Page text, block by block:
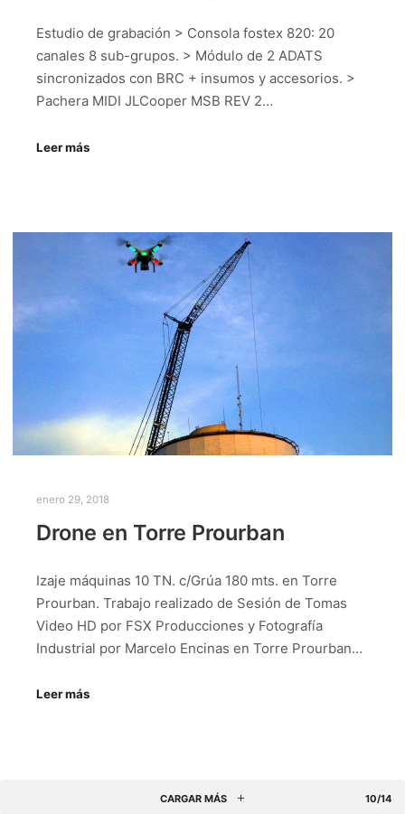
Estudio de grabación > Consola fostex 820: 20
canales 8 sub-grupos. > Módulo de 2 ADATS
sincronizados con BRC + insumos y accesorios. >
Pachera MIDI JLCooper MSB REV 2…
Leer más
enero 29, 2018
Drone en Torre Prourban
Izaje máquinas 10 TN. c/Grúa 180 mts. en Torre
Prourban. Trabajo realizado de Sesión de Tomas
Video HD por FSX Producciones y Fotografía
Industrial por Marcelo Encinas en Torre Prourban…
Leer más
CARGAR MÁS 10/14